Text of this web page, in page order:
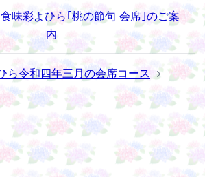
味彩よひら｢桃の節句 会席｣のご案
内
ら令和四年三月の会席コース